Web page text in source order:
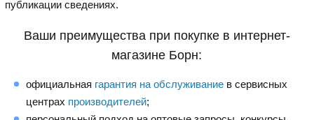
публикации сведениях.
Ваши преимущества при покупке в интернет-
магазине Борн:
официальная гарантия на обслуживание в сервисных
центрах производителей;